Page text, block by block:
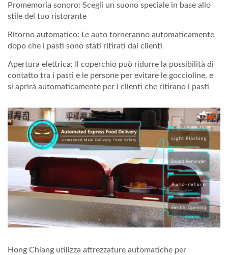
Promemoria sonoro: Scegli un suono speciale in base allo
stile del tuo ristorante
Ritorno automatico: Le auto torneranno automaticamente
dopo che i pasti sono stati ritirati dai clienti
Apertura elettrica: Il coperchio può ridurre la possibilità di
contatto tra i pasti e le persone per evitare le goccioline, e
si aprirà automaticamente per i clienti che ritirano i pasti
Hong Chiang utilizza attrezzature automatiche per